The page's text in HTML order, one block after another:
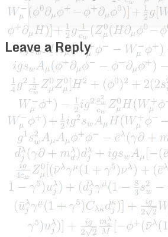
Leave a Reply